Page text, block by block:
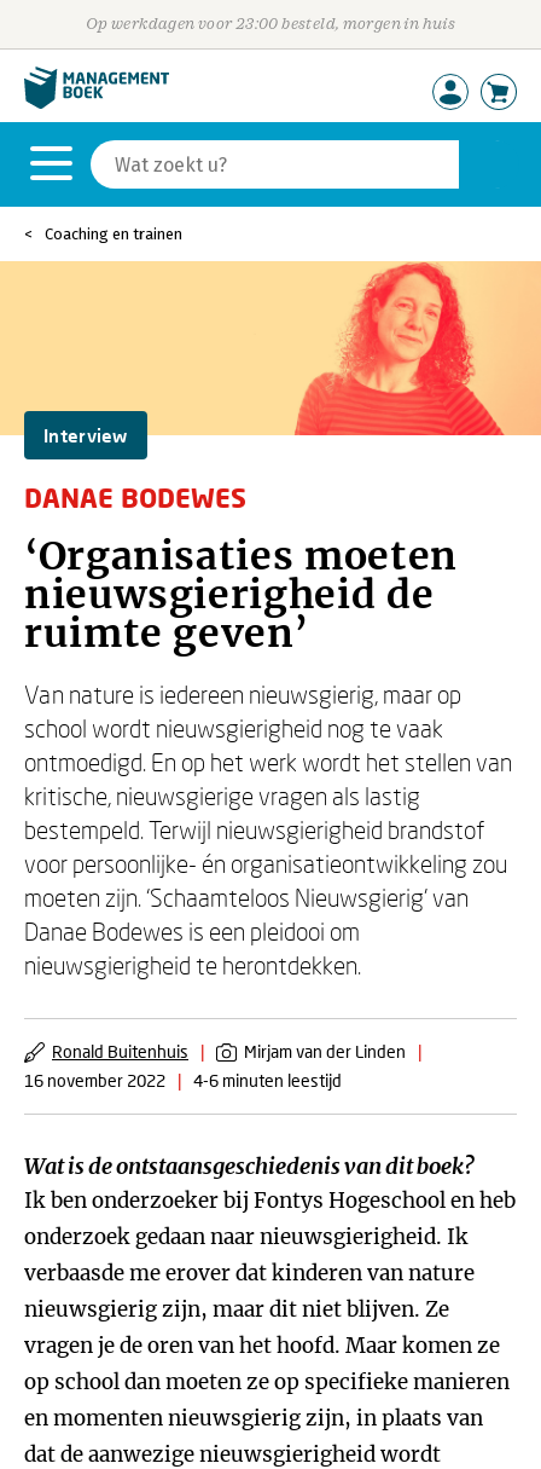
Op werkdagen voor 23:00 besteld, morgen in huis
Coaching en trainen
Interview
DANAE BODEWES
‘Organisaties moeten
nieuwsgierigheid de
ruimte geven’
Van nature is iedereen nieuwsgierig, maar op
school wordt nieuwsgierigheid nog te vaak
ontmoedigd. En op het werk wordt het stellen van
kritische, nieuwsgierige vragen als lastig
bestempeld. Terwijl nieuwsgierigheid brandstof
voor persoonlijke- én organisatieontwikkeling zou
moeten zijn. ‘Schaamteloos Nieuwsgierig’ van
Danae Bodewes is een pleidooi om
nieuwsgierigheid te herontdekken.
Ronald Buitenhuis | Mirjam van der Linden
|
16 november 2022
| 4-6 minuten leestijd
Wat is de ontstaansgeschiedenis van dit boek?
Ik ben onderzoeker bij Fontys Hogeschool en heb
onderzoek gedaan naar nieuwsgierigheid. Ik
verbaasde me erover dat kinderen van nature
nieuwsgierig zijn, maar dit niet blijven. Ze
vragen je de oren van het hoofd. Maar komen ze
op school dan moeten ze op specifieke manieren
en momenten nieuwsgierig zijn, in plaats van
dat de aanwezige nieuwsgierigheid wordt